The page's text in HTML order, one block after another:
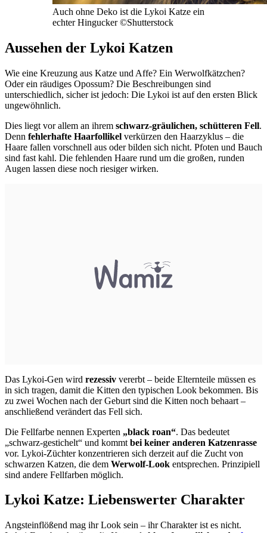
Auch ohne Deko ist die Lykoi Katze ein
echter Hingucker©Shutterstock
Aussehen der Lykoi Katzen
Wie eine Kreuzung aus Katze und Affe? Ein Werwolfkätzchen?
Oder ein räudiges Opossum? Die Beschreibungen sind
unterschiedlich, sicher ist jedoch: Die Lykoi ist auf den ersten Blick
ungewöhnlich.
Dies liegt vor allem an ihrem schwarz-gräulichen, schütteren Fell.
Denn fehlerhafte Haarfollikel verkürzen den Haarzyklus – die
Haare fallen vorschnell aus oder bilden sich nicht. Pfoten und Bauch
sind fast kahl. Die fehlenden Haare rund um die großen, runden
Augen lassen diese noch riesiger wirken.
Das Lykoi-Gen wird rezessiv vererbt – beide Elternteile müssen es
in sich tragen, damit die Kitten den typischen Look bekommen. Bis
zu zwei Wochen nach der Geburt sind die Kitten noch behaart –
anschließend verändert das Fell sich.
Die Fellfarbe nennen Experten „black roan“. Das bedeutet
„schwarz-gestichelt“ und kommt bei keiner anderen Katzenrasse
vor. Lykoi-Züchter konzentrieren sich derzeit auf die Zucht von
schwarzen Katzen, die dem Werwolf-Look entsprechen. Prinzipiell
sind andere Fellfarben möglich.
Lykoi Katze: Liebenswerter Charakter
Angsteinflößend mag ihr Look sein – ihr Charakter ist es nicht.